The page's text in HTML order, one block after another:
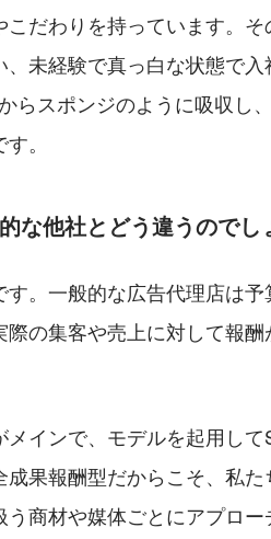
だわりを持っています。
未経験で真っ白な状態で入
らスポンジのように吸収し
。
他社とどう違うのでし
。一般的な広告代理店は
の集客や売上に対して報
インで、モデルを起用し
果報酬型だからこそ、私
商材や媒体ごとにアプロ